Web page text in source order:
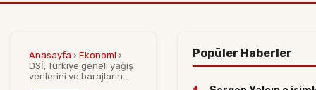
Anasayfa › Ekonomi ›
DSİ, Türkiye geneli yağış
verilerini ve barajların...
Popüler Haberler